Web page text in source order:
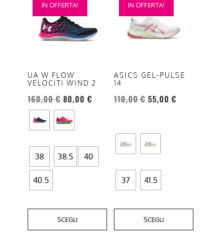
IN OFFERTA!
UA W FLOW
VELOCITI WIND 2
160,00€ 80,00 €
38 38.5 40
40.5
SCEGLI
prodotto
opzioni
possono
essere
scelte
nella
del
prodotto
IN OFFERTA!
ASICS GEL-PULSE
14
110,00€ 55,00 €
37 41.5
SCEGLI
prodotto
opzioni
possono
essere
pagina
del